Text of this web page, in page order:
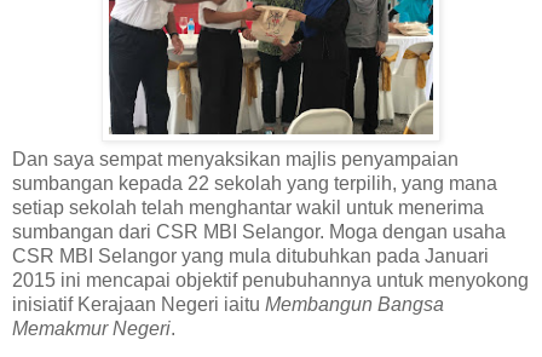
Dan saya sempat menyaksikan majlis penyampaian
sumbangan kepada 22 sekolah yang terpilih, yang mana
setiap sekolah telah menghantar wakil untuk menerima
sumbangan dari CSR MBI Selangor. Moga dengan usaha
CSR MBI Selangor yang mula ditubuhkan pada Januari
2015 ini mencapai objektif penubuhannya untuk menyokong
inisiatif Kerajaan Negeri iaitu Membangun Bangsa
Memakmur Negeri.